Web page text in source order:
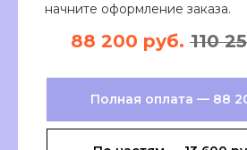
начните оформление заказа.
88 200 руб. 110
Полная оплата — 88
Валерия Данил